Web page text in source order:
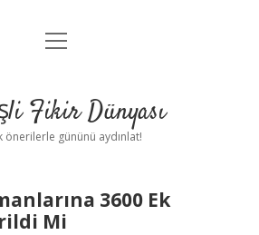
Anasayfa
Yasal Uyarı
menüyü
Fikir Dünyası
önerilerle gününü aydınlat!
3600 Ek
Mi